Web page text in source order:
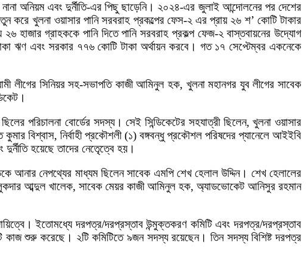
অনিয়ম এবং দুর্নীতি-এর পিছু ছাড়েনি। ২০২৪-এর জুলাই আন্দোলনের পর দেশের
করে খুলনা ওয়াসার পানি সরবরাহ প্রকল্পের ফেস-২ এর প্রায় ২৬ শ’ কোটি টাকার
হাজার গ্রাহককে পানি দিতে পানি সরবরাহ প্রকল্প ফেজ-২ বাস্তবায়নের উদ্যোগ
ঋণ এবং সরকার ৭৭৬ কোটি টাকা অর্থায়ন করবে। গত ১৭ সেপ্টেম্বর একনেকে
লীগের সিনিয়র সহ-সভাপতি কাজী আমিনুল হক, খুলনা মহানগর যুব লীগের সাবেক
পরিচালনা বোর্ডের সদস্য। সেই সিন্ডিকেটের সহযাত্রী ছিলেন, খুলনা ওয়াসার
বিশ্বাস, নির্বাহী প্রকৌশলী (১) বঙ্গবন্ধু প্রকৌশল পরিষদের প্যানেলে আইইবি
হয়েছে তাদের নেতেৃত্বে হয়।
ডেকে আনার নেপথ্যের মাধ্যম ছিলেন সাবেক এমপি শেখ হেলাল উদ্দিন। শেখ হেলালের
আব্দুল খালেক, সাবেক মেয়র কাজী আমিনুল হক, অ্যাডভোকেট আনিসুর রহমান
ইতোমধ্যে দরপত্র/দরপ্রস্তাব উন্মুক্তকরণ কমিটি এবং দরপত্র/দরপ্রস্তাব
কাজ শুরু করেছে। ২টি কমিটিতে ৯জন সদস্য রয়েছেন। তিন সদস্য বিশিষ্ট দরপত্র